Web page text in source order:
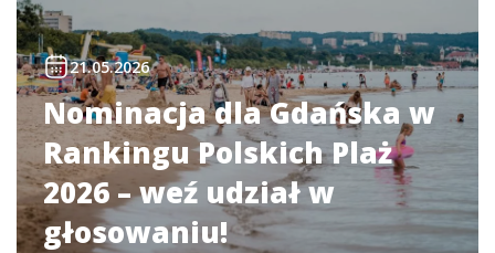
21.05.2026
Nominacja dla Gdańska w
Rankingu Polskich Plaż
2026 – weź udział w
głosowaniu!